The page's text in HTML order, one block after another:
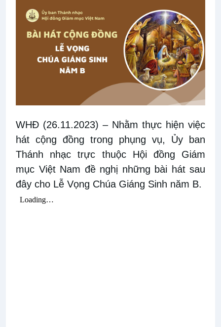
WHĐ (26.11.2023) – Nhằm thực hiện việc
hát cộng đồng trong phụng vụ, Ủy ban
Thánh nhạc trực thuộc Hội đồng Giám
mục Việt Nam đề nghị những bài hát sau
đây cho Lễ Vọng Chúa Giáng Sinh năm B.